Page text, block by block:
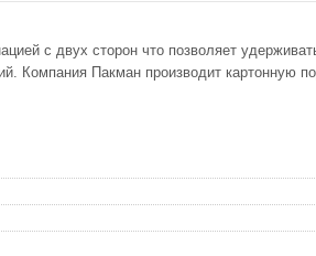
с двух сторон что позволяет
Компания Пакман производит картонную